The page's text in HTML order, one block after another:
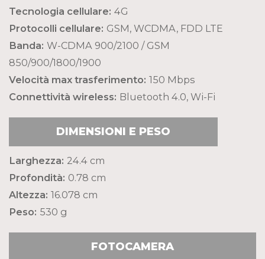
Tecnologia cellulare: 4G
Protocolli cellulare: GSM, WCDMA, FDD LTE
Banda: W-CDMA 900/2100 / GSM
850/900/1800/1900
Velocità max trasferimento: 150 Mbps
Connettività wireless: Bluetooth 4.0, Wi-Fi
DIMENSIONI E PESO
Larghezza: 24.4 cm
Profondità: 0.78 cm
Altezza: 16.078 cm
Peso: 530 g
FOTOCAMERA